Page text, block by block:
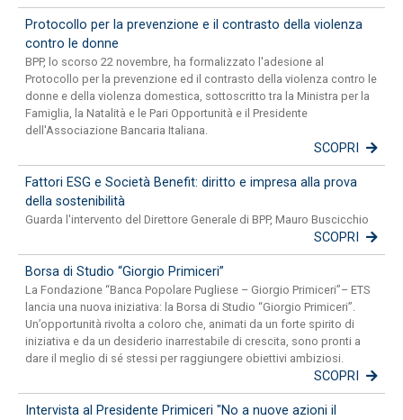
Protocollo per la prevenzione e il contrasto della violenza
contro le donne
BPP, lo scorso 22 novembre, ha formalizzato l'adesione al
Protocollo per la prevenzione ed il contrasto della violenza contro le
donne e della violenza domestica, sottoscritto tra la Ministra per la
Famiglia, la Natalità e le Pari Opportunità e il Presidente
dell'Associazione Bancaria Italiana.
SCOPRI
Fattori ESG e Società Benefit: diritto e impresa alla prova
della sostenibilità
Guarda l'intervento del Direttore Generale di BPP, Mauro Buscicchio
SCOPRI
Borsa di Studio “Giorgio Primiceri”
La Fondazione “Banca Popolare Pugliese – Giorgio Primiceri”– ETS
lancia una nuova iniziativa: la Borsa di Studio “Giorgio Primiceri”.
Un’opportunità rivolta a coloro che, animati da un forte spirito di
iniziativa e da un desiderio inarrestabile di crescita, sono pronti a
dare il meglio di sé stessi per raggiungere obiettivi ambiziosi.
SCOPRI
Intervista al Presidente Primiceri "No a nuove azioni il